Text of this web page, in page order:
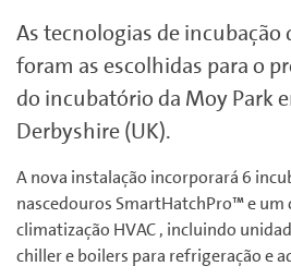
As tecnologias de incubação
foram as escolhidas para o
do incubatório da Moy Park
Derbyshire (UK).
A nova instalação incorporará 6
nascedouros SmartHatchPro™ e um
climatização HVAC , incluindo
chiller e boilers para refrigeração e